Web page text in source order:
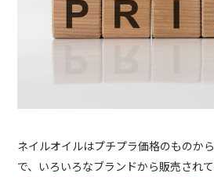
ネイルオイルはプチプラ価格のものか
で、いろいろなブランドから販売されて